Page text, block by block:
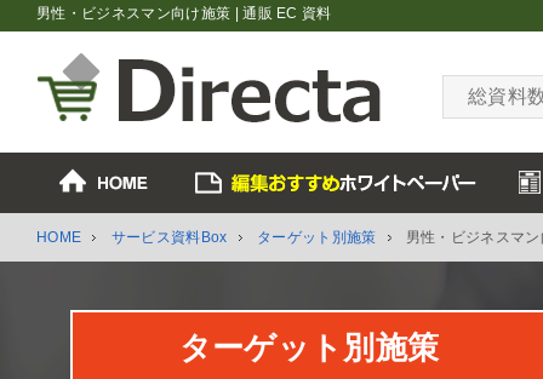
男性・ビジネスマン向け施策 | 通販 EC 資料
総資料
HOME サービス資料Box ターゲット別施策 男性・ビジネスマ
ターゲット別施策